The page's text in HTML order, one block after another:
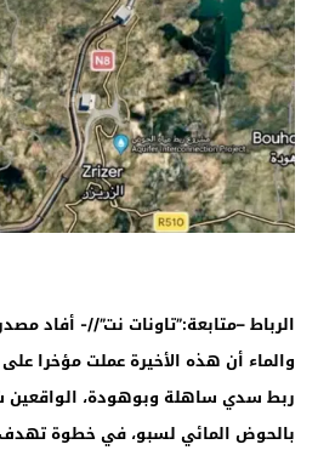
الرباط –متابعة:”تاونات نت”//- أفاد
والماء أن هذه الأخيرة عملت مؤخرا
ربط سدي ساهلة وبوهودة، الواقعين
بالحوض المائي لسبو، في خطوة تهدف